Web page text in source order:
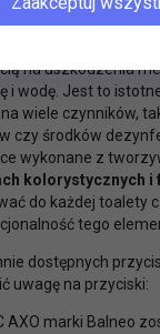
czynników
na uszkodzenia
i wodę. Jest to
wiele czynników,
czy środków
wykonane z
kolorystycznych i
do każdej toalety
tego
dostępnych
uwagę na przyciski:
AXO marki Balneo